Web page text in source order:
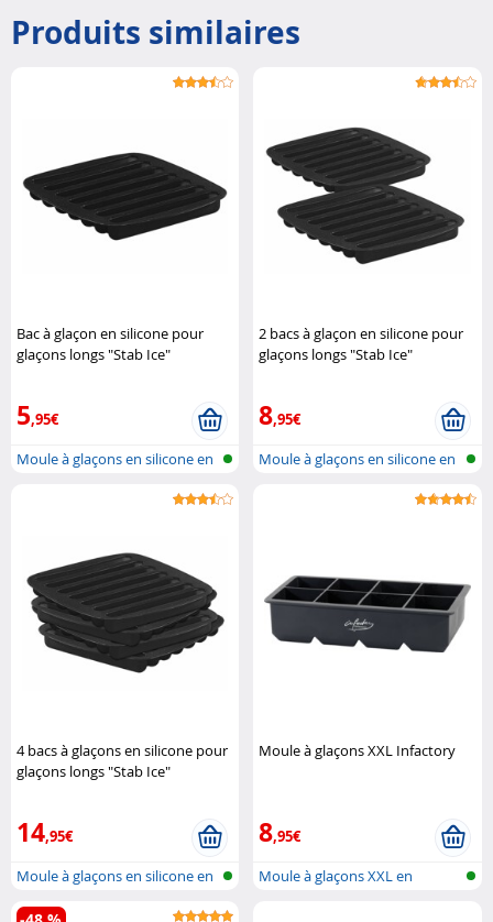
Produits similaires
Bac à glaçon en silicone pour
glaçons longs "Stab Ice"
5,95€
Moule à glaçons en silicone en
2 bacs à glaçon en silicone pour
glaçons longs "Stab Ice"
8,95€
Moule à glaçons en silicone en
4 bacs à glaçons en silicone pour
glaçons longs "Stab Ice"
14,95€
Moule à glaçons en silicone en
form..
Moule à glaçons XXL Infactory
8,95€
Moule à glaçons XXL en